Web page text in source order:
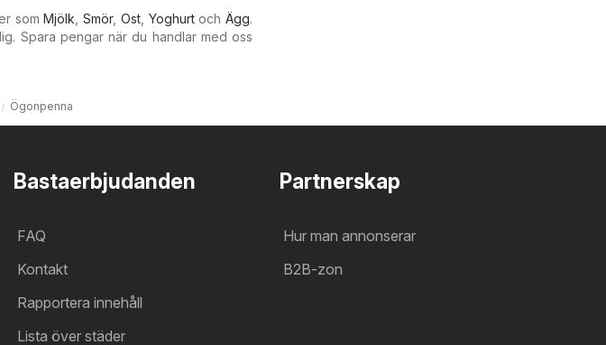
somMjölk Smör, Ost, Yoghurtoch Ägg.
Spara pengar när du handlar med oss
Ögonpenna
Bastaerbjudanden
FAQ
Kontakt
Rapportera innehåll
Lista över städer
Partnerskap
Hur man annonserar
B2B-zon